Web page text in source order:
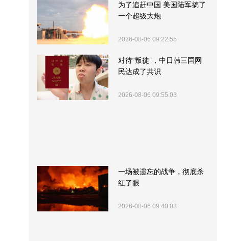
为了追赶中国 美国陆军搞了
一个超级大炮
2026-08-06 09:22:55
对待“叛徒”，中日韩三国网
民达成了共识
2026-08-06 09:55:03
一场被遗忘的战争，彻底杀
红了眼
2026-08-06 09:40:03